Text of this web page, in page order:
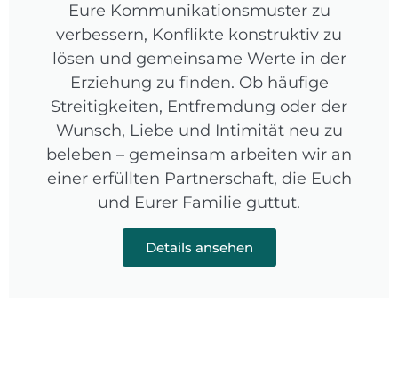
Eure Kommunikationsmuster zu
verbessern, Konflikte konstruktiv zu
lösen und gemeinsame Werte in der
Erziehung zu finden. Ob häufige
Streitigkeiten, Entfremdung oder der
Wunsch, Liebe und Intimität neu zu
beleben – gemeinsam arbeiten wir an
einer erfüllten Partnerschaft, die Euch
und Eurer Familie guttut.
Details ansehen